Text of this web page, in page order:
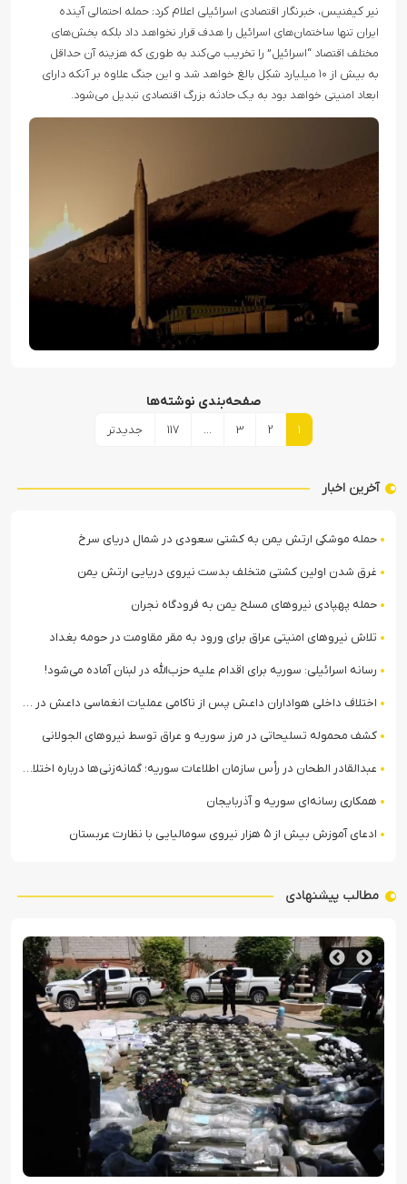
نیر کیفنیس، خبرنگار اقتصادی اسرائیلی اعلام کرد: حمله احتمالی آینده
ایران تنها ساختمان‌های اسرائیل را هدف قرار نخواهد داد بلکه بخش‌های
مختلف اقتصاد “اسرائیل” را تخریب می‌کند به طوری که هزینه آن حداقل
به بیش از ۱۰ میلیارد شکِل بالغ خواهد شد و این جنگ علاوه بر آنکه دارای
ابعاد امنیتی خواهد بود به یک حادثه بزرگ اقتصادی تبدیل می‌شود.
صفحه‌بندی نوشته‌ها
1
2
3
…
117 جدیدتر
آخرین اخبار
حمله موشکی ارتش یمن به کشتی سعودی در شمال دریای سرخ
غرق شدن اولین کشتی متخلف بدست نیروی دریایی ارتش یمن
حمله پهپادی نیروهای مسلح یمن به فرودگاه نجران
تلاش نیروهای امنیتی عراق برای ورود به مقر مقاومت در حومه بغداد
رسانه اسرائیلی: سوریه برای اقدام علیه حزب‌الله در لبنان آماده می‌شود!
اختلاف داخلی هواداران داعش پس از ناکامی عملیات انغماسی داعش در رقه
کشف محموله تسلیحاتی در مرز سوریه و عراق توسط نیروهای الجولانی
عبدالقادر الطحان در رأس سازمان اطلاعات سوریه؛ گمانه‌زنی‌ها درباره اختلافات در ساختار امنیتی
همکاری رسانه‌ای سوریه و آذربایجان
ادعای آموزش بیش از ۵ هزار نیروی سومالیایی با نظارت عربستان
مطالب پیشنهادی